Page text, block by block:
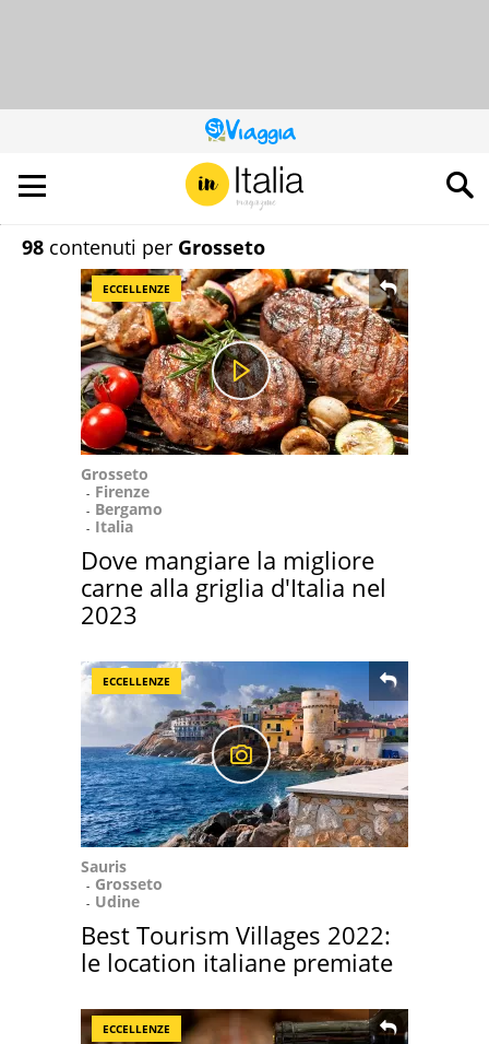
QUESTO
SITO
CONTRIBUISCE
ALL’AUDIENCE
DI
98 contenuti per Grosseto
ECCELLENZE
Grosseto
Firenze
Bergamo
Italia
Dove mangiare la migliore
carne alla griglia d'Italia nel
2023
ECCELLENZE
Sauris
Grosseto
Udine
Best Tourism Villages 2022:
le location italiane premiate
ECCELLENZE